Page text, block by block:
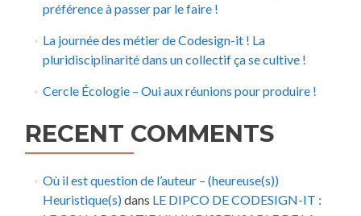
préférence à passer par le faire !
La journée des métier de Codesign-it ! La
pluridisciplinarité dans un collectif ça se cultive !
Cercle Écologie – Oui aux réunions pour produire !
RECENT COMMENTS
Où il est question de l’auteur – (heureuse(s))
Heuristique(s)dans LE DIPCO DE CODESIGN-IT :